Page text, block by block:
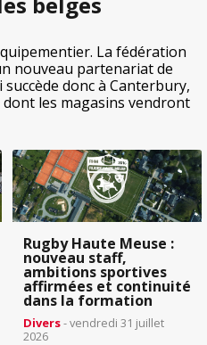
La fédération
nouveau partenariat de
donc à Canterbury,
dont les magasins vendront
Rugby Haute Meuse :
nouveau staff,
ambitions sportives
affirmées et continuité
dans la formation
Divers- vendredi 31 juillet
2026